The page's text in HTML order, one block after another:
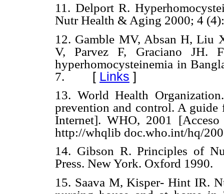
11. Delport R.
Nutr Health & Aging 2000; 4
12. Gamble MV, Absan H, Liu
V, Parvez F, Graciano JH.
hyperhomocysteinemia in
7. [ Links ]
13. World Health
prevention and control. A guide
Internet]. WHO, 2001
http://whqlib doc.who.int/hq/
14. Gibson R. Principles of
Press. New York. Oxford 1990.
15. Saava M, Kisper- Hint IR.